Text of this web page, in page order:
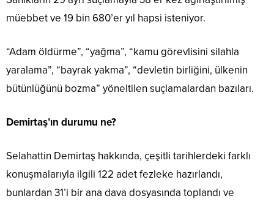
müebbet ve 19 bin 680’er yıl hapsi isteniyor.
“Adam öldürme”, “yağma”, “kamu görevlisini silahla
yaralama”, “bayrak yakma”, “devletin birliğini, ülkenin
bütünlüğünü bozma” yöneltilen suçlamalardan bazıları.
Demirtaş’ın durumu ne?
Selahattin Demirtaş hakkında, çeşitli tarihlerdeki farklı
konuşmalarıyla ilgili 122 adet fezleke hazırlandı,
bunlardan 31’i bir ana dava dosyasında toplandı ve